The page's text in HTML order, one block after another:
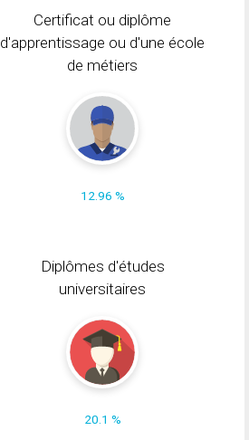
Certificat ou diplôme
d'apprentissage ou d'une école
de métiers
12.96 %
Diplômes d'études
universitaires
20.1 %